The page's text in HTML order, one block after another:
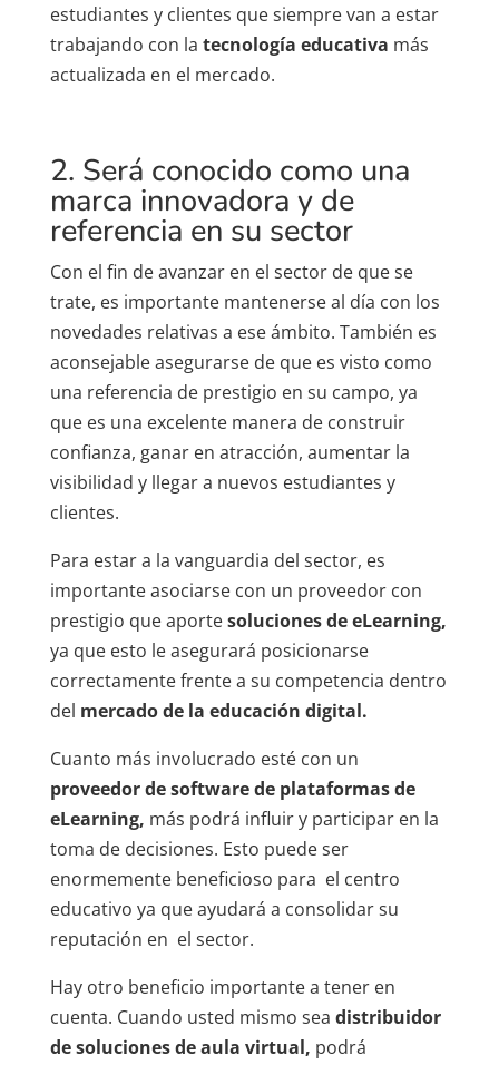
estudiantes y clientes que siempre van a estar
trabajando con la tecnología educativa más
actualizada en el mercado.
2. Será conocido como una
marca innovadora y de
referencia en su sector
Con el fin de avanzar en el sector de que se
trate, es importante mantenerse al día con los
novedades relativas a ese ámbito. También es
aconsejable asegurarse de que es visto como
una referencia de prestigio en su campo, ya
que es una excelente manera de construir
confianza, ganar en atracción, aumentar la
visibilidad y llegar a nuevos estudiantes y
clientes.
Para estar a la vanguardia del sector, es
importante asociarse con un proveedor con
prestigio que aportesoluciones de eLearning,
ya que esto le asegurará posicionarse
correctamente frente a su competencia dentro
del mercado de la educación digital.
Cuanto más involucrado esté con un
proveedor de software de plataformas de
eLearning, más podrá influir y participar en la
toma de decisiones. Esto puede ser
enormemente beneficioso para el centro
educativo ya que ayudará a consolidar su
reputación en el sector.
Hay otro beneficio importante a tener en
cuenta. Cuando usted mismo sea distribuidor
de soluciones de aula virtual, podrá